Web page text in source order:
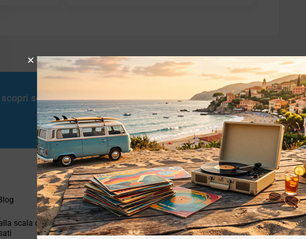
se potremmo essere interessati!
scala di valutazione dei
Privacy
Privacy Policy
Cookie Policy (UE)